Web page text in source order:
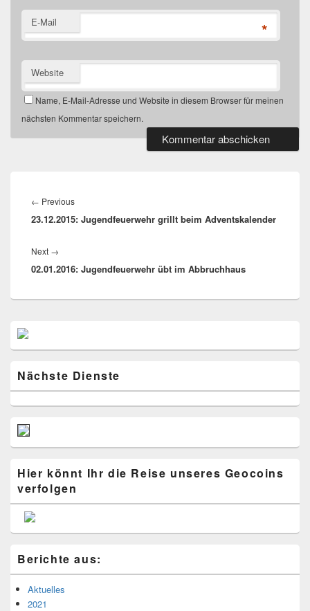
E-Mail *
Website
Name, E-Mail-Adresse und Website in diesem Browser für meinen
nächsten Kommentar speichern.
← Previous
post:
23.12.2015: Jugendfeuerwehr grillt beim Adventskalender
Next →
post:
02.01.2016: Jugendfeuerwehr übt im Abbruchhaus
Primärer
Seitenleisten
Widget-
Nächste Dienste
Hier könnt Ihr die Reise unseres Geocoins
verfolgen
Berichte aus:
Aktuelles
2021